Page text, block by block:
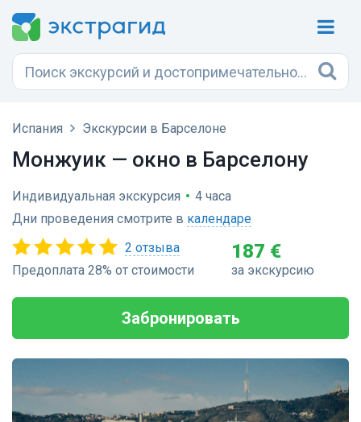
Испания Экскурсии в Барселоне
Монжуик — окно в Барселону
Индивидуальная экскурсия • 4 часа
Дни проведения смотрите в календаре
2 отзыва
Предоплата 28% от стоимости
187 €
за экскурсию
Забронировать